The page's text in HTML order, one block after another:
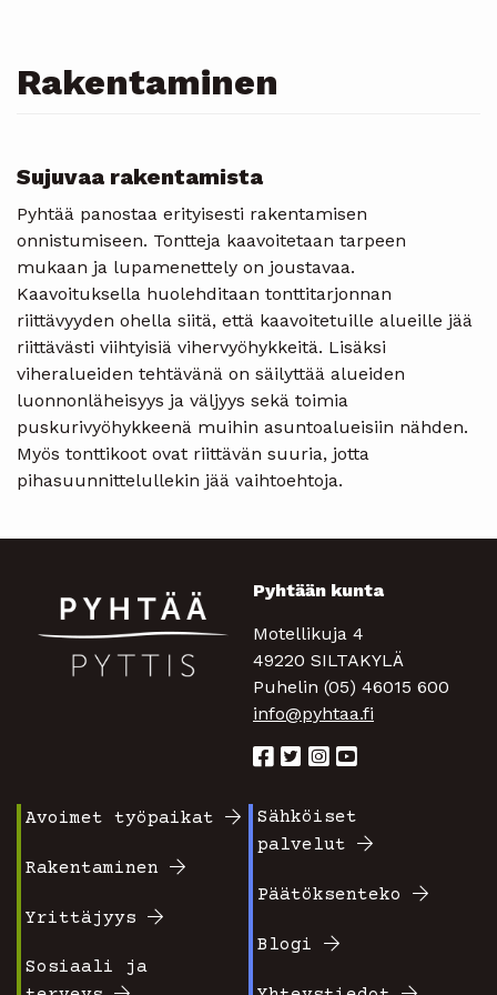
Rakentaminen
Sujuvaa rakentamista
Pyhtää panostaa erityisesti rakentamisen
onnistumiseen. Tontteja kaavoitetaan tarpeen
mukaan ja lupamenettely on joustavaa.
Kaavoituksella huolehditaan tonttitarjonnan
riittävyyden ohella siitä, että kaavoitetuille alueille jää
riittävästi viihtyisiä vihervyöhykkeitä. Lisäksi
viheralueiden tehtävänä on säilyttää alueiden
luonnonläheisyys ja väljyys sekä toimia
puskurivyöhykkeenä muihin asuntoalueisiin nähden.
Myös tonttikoot ovat riittävän suuria, jotta
pihasuunnittelullekin jää vaihtoehtoja.
Pyhtään kunta
Motellikuja 4
49220 SILTAKYLÄ
Puhelin (05) 46015 600
info@pyhtaa.fi
valikko
1
Avoimet työpaikat
Rakentaminen
Yrittäjyys
Sosiaali ja
Footer
2
Sähköiset
palvelut
Päätöksenteko
Blogi